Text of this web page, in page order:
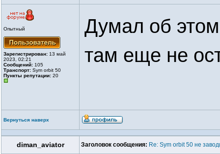
Опытный
Зарегистрирован: 13 май
2023, 02:21
Сообщений: 105
Транспорт: Sym orbit 50
Пункты репутации: 20
Думал об
там еще не
Вернуться наверх
diman_aviator Заголовок сообщения: Re: Sym orbit 50 не